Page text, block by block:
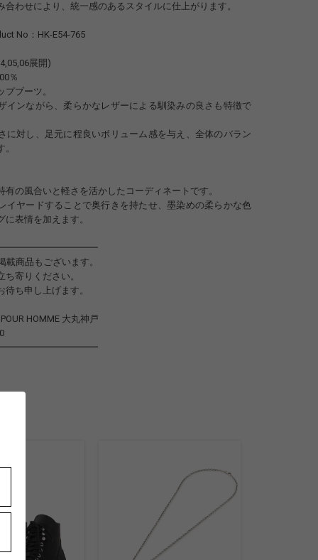
合わせにより、統一感のあるスタイルに仕上がります。
No：HK-E54-765
展開)
％
プブーツ。
インながら、柔らかなレザーによる馴染みの良さも特徴で
に対し、足元に程良いボリューム感を与え、全体のバラン
有の風合いと軽さを活かしたコーディネートです。
イヤードすることで奥行きを持たせ、墨染めの柔らかな色
に表情を加えます。
載商品もございます。
寄りください。
待ち申し上げます。
HOMME 大丸神戸